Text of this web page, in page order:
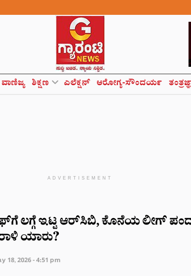
ವಾಣಿಜ್ಯ ಶಿಕ್ಷಣ ಎಲೆಕ್ಷನ್ ಆರೋಗ್ಯ-ಸೌಂದರ್ಯ
ADVERTISEMENT
ಲಗ್ಗೆ ಇಟ್ಟ ಆರ್‌ಸಿಬಿ, ಕೊನೆಯ ಲೀಗ್
ಯಾರು?
18, 2026 - 4:51 pm